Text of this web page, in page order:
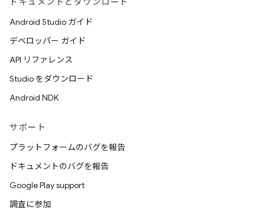
Android Studio ガイド
デベロッパー ガイド
API リファレンス
Studio をダウンロード
Android NDK
サポート
プラットフォームのバグを報告
ドキュメントのバグを報告
Google Play support
調査に参加